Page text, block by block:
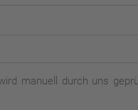
manuell durch uns